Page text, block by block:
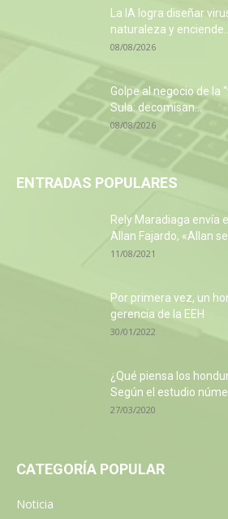
La IA logra diseñar
naturaleza y enciende...
08/08/2026
Golpe al negocio de la
Sula: decomisan...
08/08/2026
ENTRADAS POPULARES
Rely Maradiaga envía
Allan Fajardo, «Allan se
11/08/2021
Por primera vez, un
gerencia de la EEH
30/01/2022
¿Qué piensa los
Según el estudio
27/03/2020
CATEGORÍA POPULAR
Noticia